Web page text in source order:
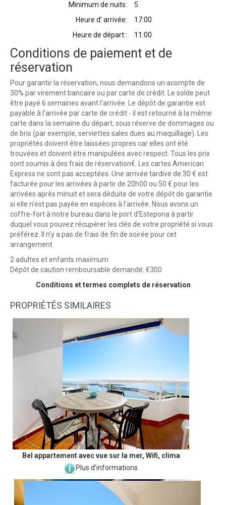
Minimum de nuits:
5
Heure d’ arrivée:
17:00
Heure de départ::
11:00
Conditions de paiement et de
réservation
Pour garantir la réservation, nous demandons un acompte de
30% par virement bancaire ou par carte de crédit. Le solde peut
être payé 6 semaines avant l'arrivée. Le dépôt de garantie est
payable à l'arrivée par carte de crédit - il est retourné à la même
carte dans la semaine du départ, sous réserve de dommages ou
de bris (par exemple, serviettes sales dues au maquillage). Les
propriétés doivent être laissées propres car elles ont été
trouvées et doivent être manipulées avec respect. Tous les prix
sont soumis à des frais de réservation€. Les cartes American
Express ne sont pas acceptées. Une arrivée tardive de 30 € est
facturée pour les arrivées à partir de 20h00 ou 50 € pour les
arrivées après minuit et sera déduite de votre dépôt de garantie
si elle n'est pas payée en espèces à l'arrivée. Nous avons un
coffre-fort à notre bureau dans le port d'Estepona à partir
duquel vous pouvez récupérer les clés de votre propriété si vous
préférez. Il n'y a pas de frais de fin de soirée pour cet
arrangement.
2 adultes et enfants maximum
Dépôt de caution remboursable demandé: €300
Conditions et termes complets de réservation
PROPRIÉTÉS SIMILAIRES
Bel appartement avec vue sur la mer, Wifi, clima
Plus d'informations